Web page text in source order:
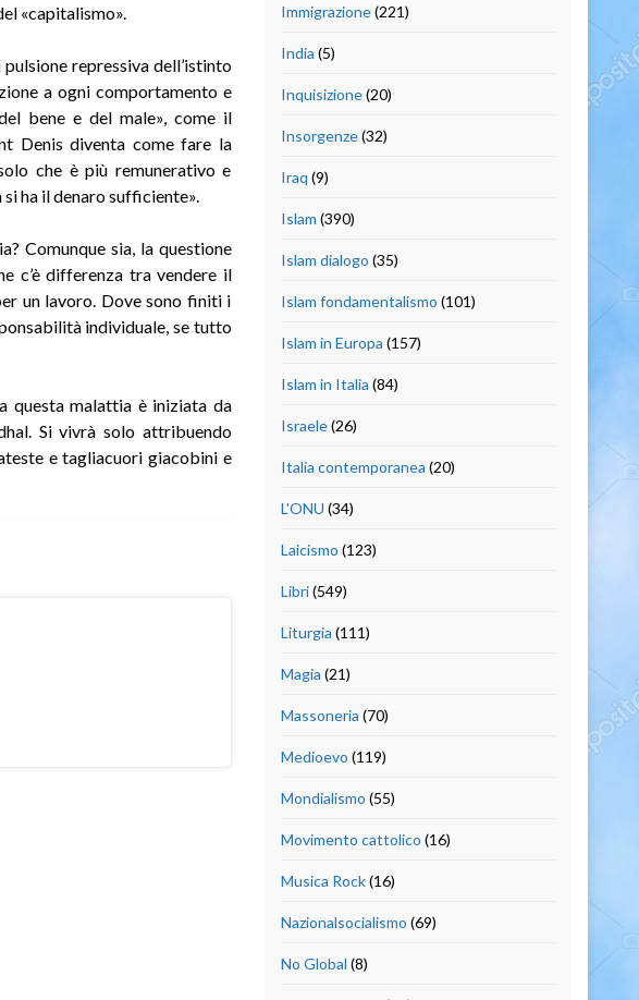
«capitalismo».
repressiva dell’istinto
a ogni comportamento e
bene e del male», come il
Denis diventa come fare la
che è più remunerativo e
ha il denaro sufficiente».
Comunque sia, la questione
c’è differenza tra vendere il
un lavoro. Dove sono finiti i
individuale, se tutto
questa malattia è iniziata da
Si vivrà solo attribuendo
e tagliacuori giacobini e
Immigrazione(221)
India (5)
Inquisizione(20)
Insorgenze(32)
Iraq (9)
Islam (390)
Islam dialogo (35)
Islam fondamentalismo (101)
Islam in Europa (157)
Islam in Italia (84)
Israele(26)
Italia contemporanea (20)
L'ONU (34)
Laicismo (123)
Libri(549)
Liturgia (111)
Magia (21)
Massoneria (70)
Medioevo (119)
Mondialismo (55)
Movimento cattolico (16)
Musica Rock(16)
Nazionalsocialismo (69)
No Global (8)